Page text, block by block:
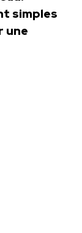
simples
une